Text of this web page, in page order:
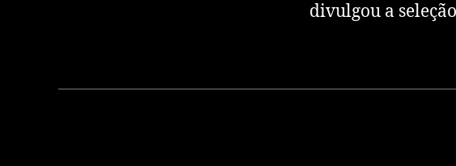
divulgou a